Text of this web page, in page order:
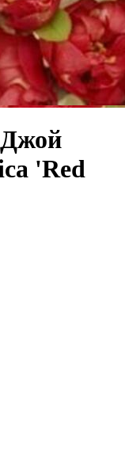
'Red